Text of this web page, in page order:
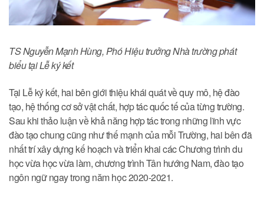
TS Nguyễn Mạnh Hùng, Phó Hiệu trưởng Nhà trường phát
biểu tại Lễ ký kết
Tại Lễ ký kết, hai bên giới thiệu khái quát về quy mô, hệ đào
tạo, hệ thống cơ sở vật chất, hợp tác quốc tế của từng trường.
Sau khi thảo luận về khả năng hợp tác trong những lĩnh vực
đào tạo chung cũng như thế mạnh của mỗi Trường, hai bên đã
nhất trí xây dựng kế hoạch và triển khai các Chương trình du
học vừa học vừa làm, chương trình Tân hướng Nam, đào tạo
ngôn ngữ ngay trong năm học 2020-2021.